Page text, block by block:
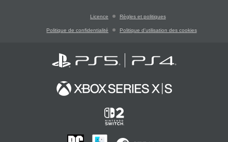
Licence Règles et politiques
Politique de confidentialité Politique d'utilisation des cookies